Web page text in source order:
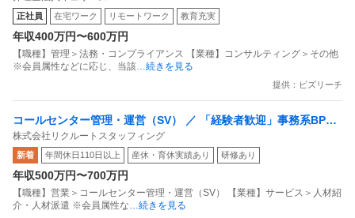
先の弁理士法人
正社員 在宅ワーク リモートワーク 教育充実
年収400万円〜600万円
【職種】管理＞法務・コンプライアンス 【業種】コンサルティング＞その他
※会員属性などに応じ、当該…続きを見る
提供：ビズリーチ
コールセンター管理・運営（SV） ／ 「経験者歓迎」事務系BPO
プロジェクトマネジャー／東京・日比谷オフィス（MS無期）
株式会社リクルートスタッフィング
新着 年間休日110日以上 産休・育休実績あり 研修あり
年収500万円〜700万円
【職種】営業＞コールセンター管理・運営（SV） 【業種】サービス＞人材紹
介・人材派遣 ※会員属性な…続きを見る